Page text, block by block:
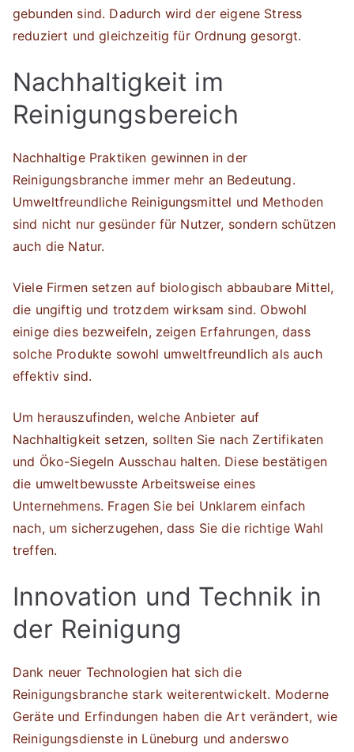
gebunden sind. Dadurch wird der eigene Stress
reduziert und gleichzeitig für Ordnung gesorgt.
Nachhaltigkeit im
Reinigungsbereich
Nachhaltige Praktiken gewinnen in der
Reinigungsbranche immer mehr an Bedeutung.
Umweltfreundliche Reinigungsmittel und Methoden
sind nicht nur gesünder für Nutzer, sondern schützen
auch die Natur.
Viele Firmen setzen auf biologisch abbaubare Mittel,
die ungiftig und trotzdem wirksam sind. Obwohl
einige dies bezweifeln, zeigen Erfahrungen, dass
solche Produkte sowohl umweltfreundlich als auch
effektiv sind.
Um herauszufinden, welche Anbieter auf
Nachhaltigkeit setzen, sollten Sie nach Zertifikaten
und Öko-Siegeln Ausschau halten. Diese bestätigen
die umweltbewusste Arbeitsweise eines
Unternehmens. Fragen Sie bei Unklarem einfach
nach, um sicherzugehen, dass Sie die richtige Wahl
treffen.
Innovation und Technik in
der Reinigung
Dank neuer Technologien hat sich die
Reinigungsbranche stark weiterentwickelt. Moderne
Geräte und Erfindungen haben die Art verändert, wie
Reinigungsdienste in Lüneburg und anderswo